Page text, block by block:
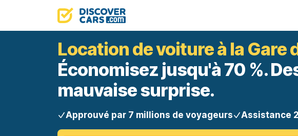
Location de voiture à la Gare
Économisez jusqu'à 70 %.
mauvaise surprise.
Approuvé par 7 millions de voyageurs Assistance